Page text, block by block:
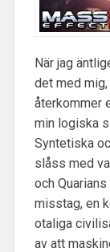
När jag
det med
återkommer
min logiska
Syntetiska
slåss med
och
misstag, en
otaliga
av att